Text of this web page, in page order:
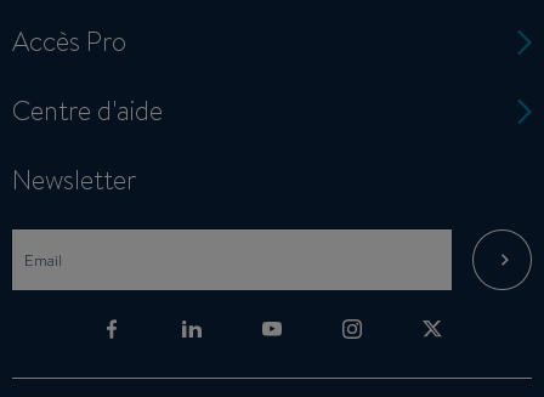
Accès Pro
Centre d'aide
Newsletter